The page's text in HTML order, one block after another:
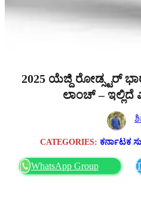
2025 ಯೆಜ್ದಿ ರೋಡ್ಸ್ಟರ್
ಲಾಂಚ್ – ಇಲ್ಲಿದೆ
CATEGORIES:ಕರ್ನಾಟಕ
WhatsApp Group